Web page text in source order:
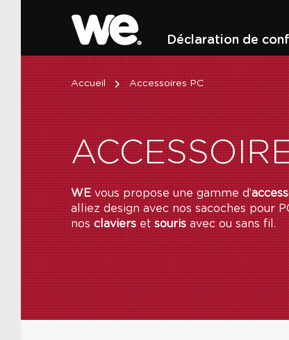
Déclaration de
Accueil Accessoires PC
WEvous propose une gamme d’
alliez design avec nos sacoches pour
nosclaviersetsourisavec ou sans fil.